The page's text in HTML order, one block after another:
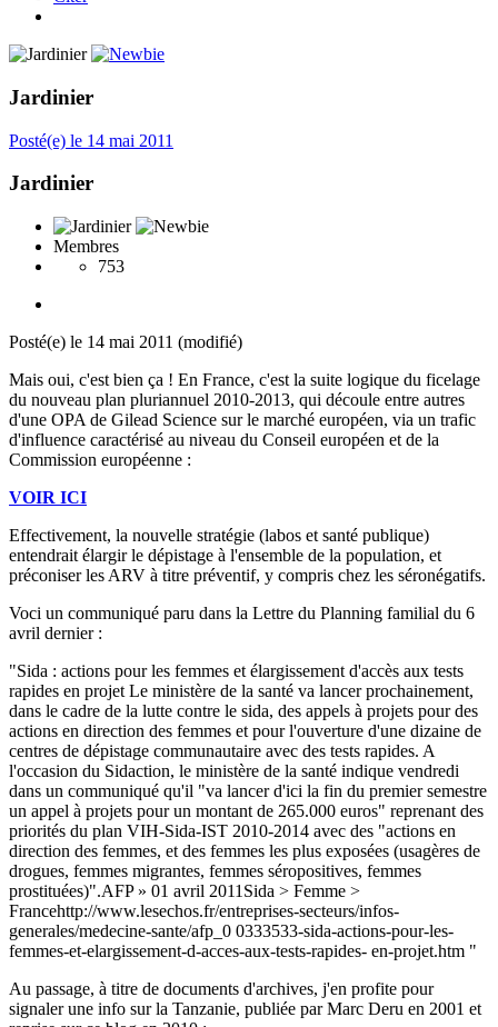
Jardinier
Posté(e) le 14 mai 2011
Jardinier
Membres
753
Posté(e) le 14 mai 2011 (modifié)
Mais oui, c'est bien ça ! En France, c'est la suite logique du ficelage
du nouveau plan pluriannuel 2010-2013, qui découle entre autres
d'une OPA de Gilead Science sur le marché européen, via un trafic
d'influence caractérisé au niveau du Conseil européen et de la
Commission européenne :
VOIR ICI
Effectivement, la nouvelle stratégie (labos et santé publique)
entendrait élargir le dépistage à l'ensemble de la population, et
préconiser les ARV à titre préventif, y compris chez les séronégatifs.
Voci un communiqué paru dans la Lettre du Planning familial du 6
avril dernier :
"Sida : actions pour les femmes et élargissement d'accès aux tests
rapides en projet Le ministère de la santé va lancer prochainement,
dans le cadre de la lutte contre le sida, des appels à projets pour des
actions en direction des femmes et pour l'ouverture d'une dizaine de
centres de dépistage communautaire avec des tests rapides. A
l'occasion du Sidaction, le ministère de la santé indique vendredi
dans un communiqué qu'il "va lancer d'ici la fin du premier semestre
un appel à projets pour un montant de 265.000 euros" reprenant des
priorités du plan VIH-Sida-IST 2010-2014 avec des "actions en
direction des femmes, et des femmes les plus exposées (usagères de
drogues, femmes migrantes, femmes séropositives, femmes
prostituées)".AFP » 01 avril 2011Sida > Femme >
Francehttp://www.lesechos.fr/entreprises-secteurs/infos-
generales/medecine-sante/afp_0 0333533-sida-actions-pour-les-
femmes-et-elargissement-d-acces-aux-tests-rapides- en-projet.htm "
Au passage, à titre de documents d'archives, j'en profite pour
signaler une info sur la Tanzanie, publiée par Marc Deru en 2001 et